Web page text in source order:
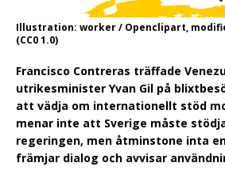
Illustration: worker / Openclipart,
(CC0 1.0)
Francisco Contreras träffade
utrikesminister Yvan Gil på
att vädja om internationellt stöd
menar inte att Sverige måste
regeringen, men åtminstone inta
främjar dialog och avvisar